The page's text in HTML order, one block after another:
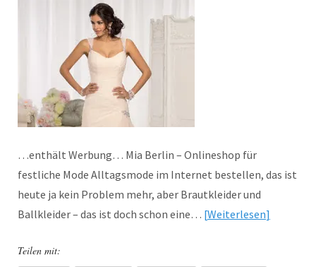
…enthält Werbung… Mia Berlin – Onlineshop für
festliche Mode Alltagsmode im Internet bestellen, das ist
heute ja kein Problem mehr, aber Brautkleider und
Ballkleider – das ist doch schon eine… Weiterlesen
Teilen mit: